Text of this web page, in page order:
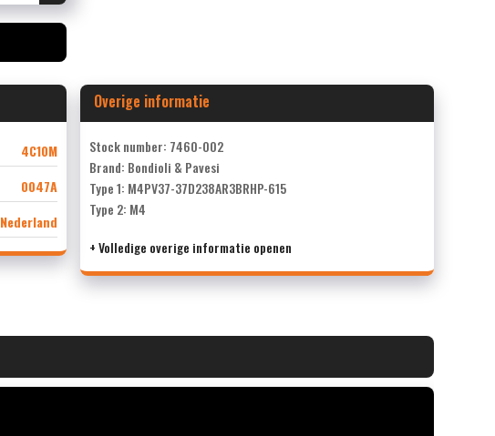
4C10M
0047A
Nederland
Overige informatie
Stock number: 7460-002
Brand: Bondioli & Pavesi
Type 1: M4PV37-37D238AR3BRHP-615
Type 2: M4
+ Volledige overige informatie openen